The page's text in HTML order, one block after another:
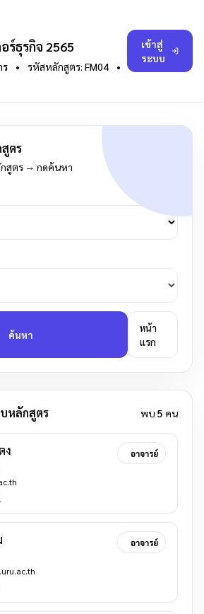
ร์ธุรกิจ 2565
ร • รหัสหลักสูตร: FM04
•
เข้าสู่
ระบบ
ตร
สูตร → กดค้นหา
ค้นหา
หน้า
แรก
หลักสูตร พบ 5 คน
ง อาจารย์
อาจารย์